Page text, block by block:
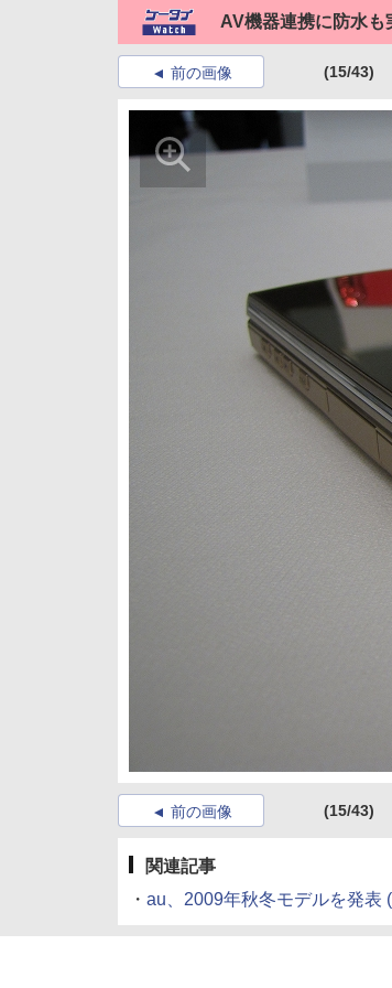
AV機器連携に防水も
前の画像 (15/43)
前の画像 (15/43)
関連記事
・ au、2009年秋冬モデルを発表